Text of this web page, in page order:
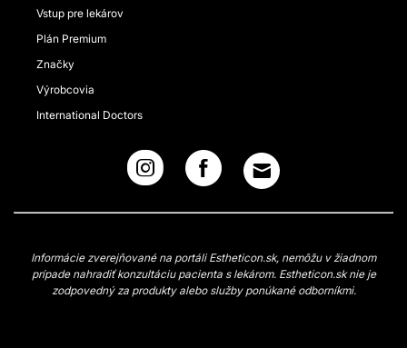
Vstup pre lekárov
Plán Premium
Značky
Výrobcovia
International Doctors
Informácie zverejňované na portáli Estheticon.sk, nemôžu v žiadnom
prípade nahradiť konzultáciu pacienta s lekárom. Estheticon.sk nie je
zodpovedný za produkty alebo služby ponúkané odborníkmi.